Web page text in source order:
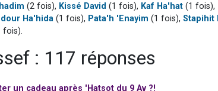
(2 fois), Kissé David (1 fois), Kaf Ha'hat (1 fois),
Ha'hida (1 fois), Pata'h 'Enayim (1 fois), Stapihit
fois).
: 117 réponses
un cadeau après 'Hatsot du 9 Av ?!